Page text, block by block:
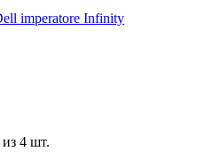
из 4 шт.